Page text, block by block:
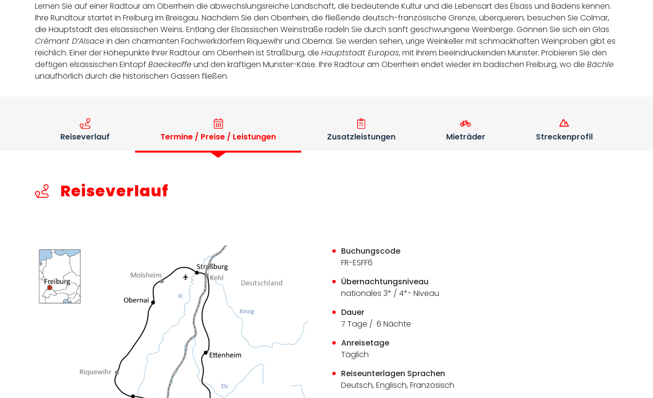
Lernen Sie auf einer Radtour am Oberrhein die abwechslungsreiche Landschaft, die bedeutende Kultur und die Lebensart des Elsass und Badens kennen.
Ihre Rundtour startet in Freiburg im Breisgau. Nachdem Sie den Oberrhein, die fließende deutsch-französische Grenze, überqueren, besuchen Sie Colmar,
die Hauptstadt des elsässischen Weins. Entlang der Elsässischen Weinstraße radeln Sie durch sanft geschwungene Weinberge. Gönnen Sie sich ein Glas
Crémant D’Alsacein den charmanten Fachwerkdörfern Riquewihr und Obernai. Sie werden sehen, urige Weinkeller mit schmackhaften Weinproben gibt es
reichlich. Einer der Höhepunkte Ihrer Radtour am Oberrhein ist Straßburg, die Hauptstadt Europas, mit ihrem beeindruckenden Münster. Probieren Sie den
deftigen elsässischen Eintopf Baeckeoffeund den kräftigen Munster-Käse. Ihre Radtour am Oberrhein endet wieder im badischen Freiburg, wo die Bächle
unaufhörlich durch die historischen Gassen fließen.
Reiseverlauf Termine / Preise / Leistungen Zusatzleistungen Mieträder Streckenprofil
Reiseverlauf
Buchungscode
FR-ESFF6
Übernachtungsniveau
nationales 3* / 4*- Niveau
Dauer
7 Tage / 6 Nächte
Anreisetage
Täglich
Reiseunterlagen Sprachen
Deutsch, Englisch, Französisch